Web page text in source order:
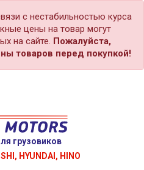
с нестабильностью курса
цены на товар могут
на сайте. Пожалуйста,
товаров перед покупкой!
грузовиков
HYUNDAI, HINO